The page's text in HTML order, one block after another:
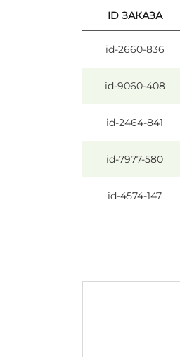
ID ЗАКАЗА
id-2660-836
id-9060-408
id-2464-841
id-7977-580
id-4574-147